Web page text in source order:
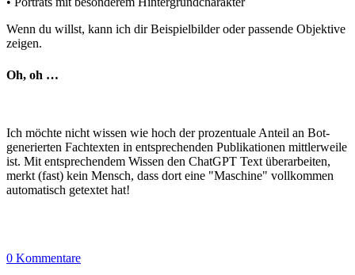
Wenn du willst, kann ich dir Beispielbilder oder passende Objektive
zeigen.
Oh, oh …
Ich möchte nicht wissen wie hoch der prozentuale Anteil an Bot-
generierten Fachtexten in entsprechenden Publikationen mittlerweile
ist. Mit entsprechendem Wissen den ChatGPT Text überarbeiten,
merkt (fast) kein Mensch, dass dort eine "Maschine" vollkommen
automatisch getextet hat!
0 Kommentare